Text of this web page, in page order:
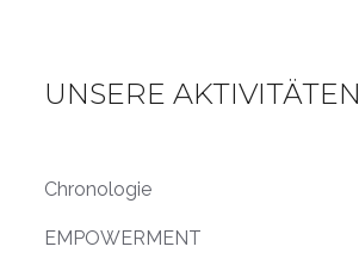
UNSERE AKTIVITÄTEN
Chronologie
EMPOWERMENT